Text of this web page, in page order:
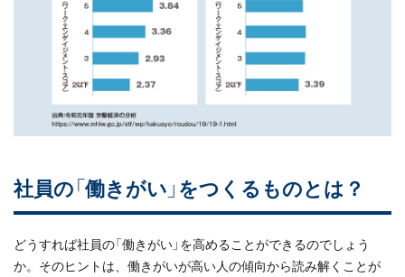
社員の「働きがい」をつくるものとは？
どうすれば社員の「働きがい」を高めることができるのでしょう
か。そのヒントは、働きがいが高い人の傾向から読み解くことが